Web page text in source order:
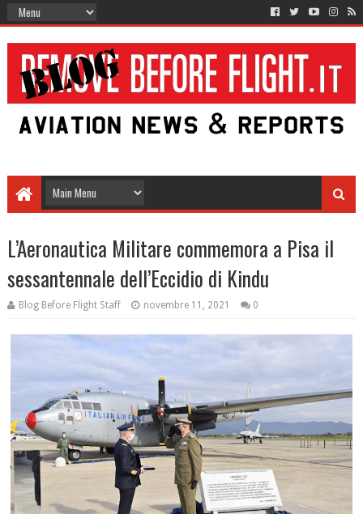
L’Aeronautica Militare commemora a Pisa il
sessantennale dell’Eccidio di Kindu
Blog Before Flight Staff novembre 11, 2021 0